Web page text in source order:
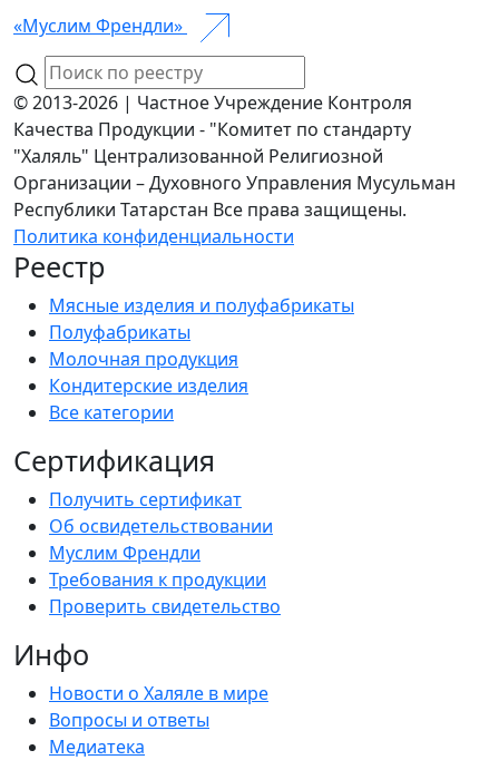
«Муслим Френдли»
© 2013-2026 | Частное Учреждение Контроля
Качества Продукции - "Комитет по стандарту
"Халяль" Централизованной Религиозной
Организации – Духовного Управления Мусульман
Республики Татарстан Все права защищены.
Политика конфиденциальности
Реестр
Мясные изделия и полуфабрикаты
Полуфабрикаты
Молочная продукция
Кондитерские изделия
Все категории
Сертификация
Получить сертификат
Об освидетельствовании
Муслим Френдли
Требования к продукции
Проверить свидетельство
Инфо
Новости о Халяле в мире
Вопросы и ответы
Медиатека